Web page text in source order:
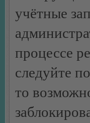
учётные
процессе
следуйте
то